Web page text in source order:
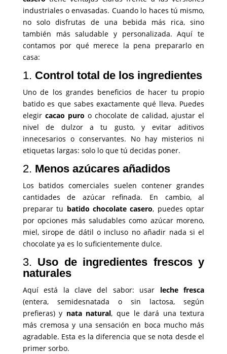
industriales o envasadas. Cuando lo haces tú mismo,
no solo disfrutas de una bebida más rica, sino
también más saludable y personalizada. Aquí te
contamos por qué merece la pena prepararlo en
casa:
1. Control total de los ingredientes
Uno de los grandes beneficios de hacer tu propio
batido es que sabes exactamente qué lleva. Puedes
elegir cacao puro o chocolate de calidad, ajustar el
nivel de dulzor a tu gusto, y evitar aditivos
innecesarios o conservantes. No hay misterios ni
etiquetas largas: solo lo que tú decidas poner.
2. Menos azúcares añadidos
Los batidos comerciales suelen contener grandes
cantidades de azúcar refinada. En cambio, al
preparar tu batido chocolate casero, puedes optar
por opciones más saludables como azúcar moreno,
miel, sirope de dátil o incluso no añadir nada si el
chocolate ya es lo suficientemente dulce.
3. Uso de ingredientes frescos y
naturales
Aquí está la clave del sabor: usar leche fresca
(entera, semidesnatada o sin lactosa, según
prefieras) y nata natural, que le dará una textura
más cremosa y una sensación en boca mucho más
agradable. Esta es la diferencia que se nota desde el
primer sorbo.